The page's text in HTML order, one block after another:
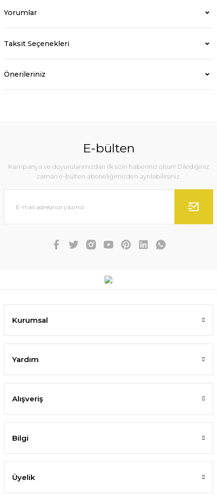
Yorumlar
Taksit Seçenekleri
Önerileriniz
E-bülten
Kampanya ve duyurularımızdan ilk sizin haberiniz olsun! Dilediğiniz
zaman e-bülten aboneliğimizden ayrılabilirsiniz.
Kurumsal
Yardım
Alışveriş
Bilgi
Üyelik